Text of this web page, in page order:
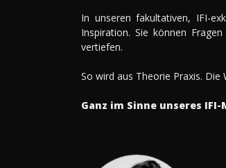
In unseren fakultativen, IFI-
Inspiration. Sie können
vertiefen.
So wird aus Theorie Praxis.
Ganz im Sinne unseres